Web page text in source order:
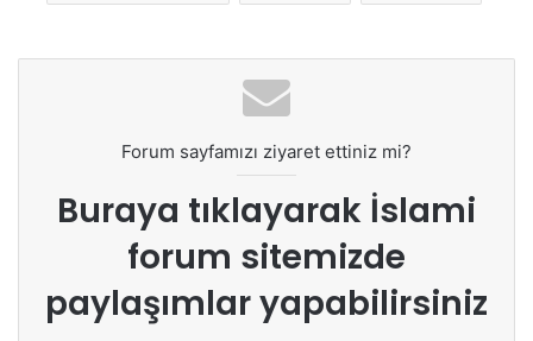
Forum sayfamızı ziyaret ettiniz mi?
Buraya tıklayarak İslami
forum sitemizde
paylaşımlar yapabilirsiniz